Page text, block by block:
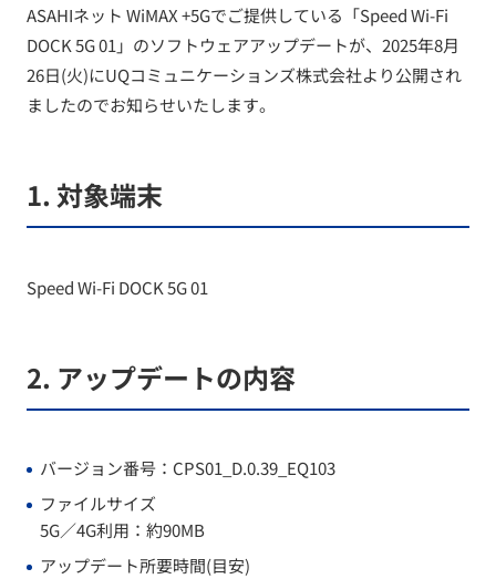
ASAHIネット WiMAX +5Gでご提供している「Speed Wi-Fi
DOCK 5G 01」のソフトウェアアップデートが、2025年8月
26日(火)にUQコミュニケーションズ株式会社より公開され
ましたのでお知らせいたします。
1. 対象端末
Speed Wi-Fi DOCK 5G 01
2. アップデートの内容
バージョン番号：CPS01_D.0.39_EQ103
ファイルサイズ
5G／4G利用：約90MB
アップデート所要時間(目安)